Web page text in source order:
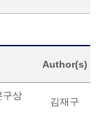
Author(s)
구상
김재구